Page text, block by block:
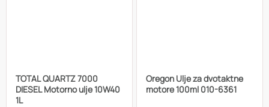
TOTAL QUARTZ 7000
DIESEL Motorno ulje 10W40
1L
Oregon Ulje za dvotaktne
motore 100ml 010-6361